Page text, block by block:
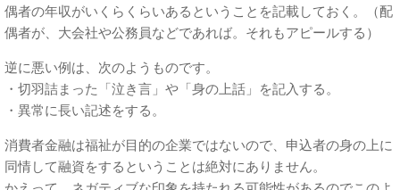
偶者の年収がいくらくらいあるということを記載しておく。（配
偶者が、大会社や公務員などであれば。それもアピールする）
逆に悪い例は、次のようものです。
・切羽詰まった「泣き言」や「身の上話」を記入する。
・異常に長い記述をする。
消費者金融は福祉が目的の企業ではないので、申込者の身の上に
同情して融資をするということは絶対にありません。